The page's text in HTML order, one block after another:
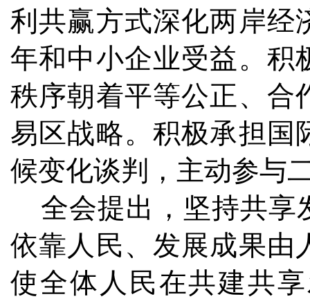
利共赢方式深化两岸经
年和中小企业受益。积
秩序朝着平等公正、合
易区战略。积极承担国
候变化谈判，主动参与
全会提出，坚持共享
依靠人民、发展成果由
使全体人民在共建共